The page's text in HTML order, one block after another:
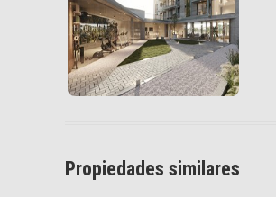
Propiedades similares